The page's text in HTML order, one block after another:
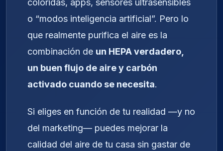
coloridas, apps, sensores ultrasensibles
o “modos inteligencia artificial”. Pero lo
que realmente purifica el aire es la
combinación de un HEPA verdadero,
un buen flujo de aire y carbón
activado cuando se necesita.
Si eliges en función de tu realidad —y no
del marketing— puedes mejorar la
calidad del aire de tu casa sin gastar de